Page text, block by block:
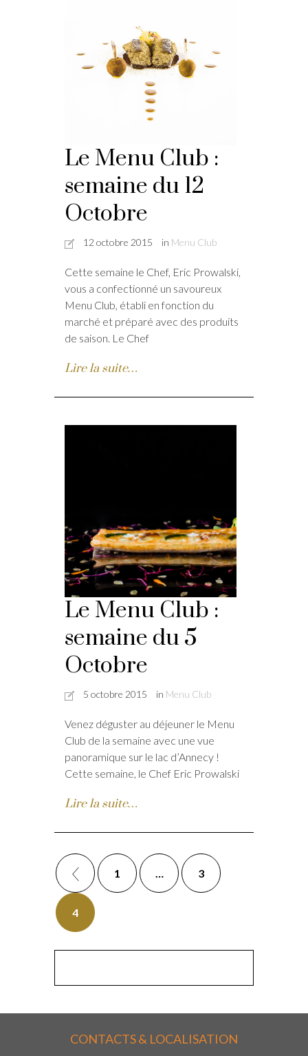
Le Menu Club :
semaine du 12
Octobre
12 octobre 2015 in Menu Club
Cette semaine le Chef, Eric Prowalski,
vous a confectionné un savoureux
Menu Club, établi en fonction du
marché et préparé avec des produits
de saison. Le Chef
Lire la suite…
Le Menu Club :
semaine du 5
Octobre
5 octobre 2015 in Menu Club
Venez déguster au déjeuner le Menu
Club de la semaine avec une vue
panoramique sur le lac d’Annecy !
Cette semaine, le Chef Eric Prowalski
Lire la suite…
1 … 3
4
CONTACTS & LOCALISATION